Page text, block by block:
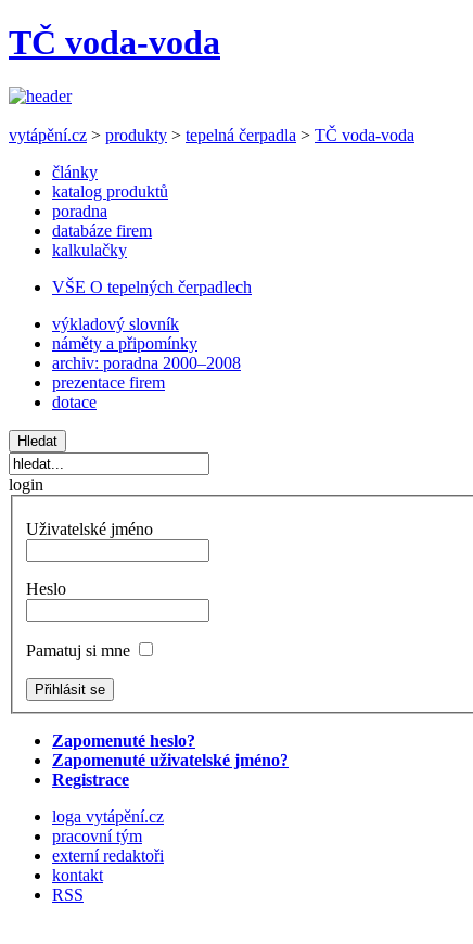
TČ voda-voda
vytápění.cz > produkty > tepelná čerpadla > TČ voda-voda
články
katalog produktů
poradna
databáze firem
kalkulačky
VŠE O tepelných čerpadlech
výkladový slovník
náměty a připomínky
archiv: poradna 2000–2008
prezentace firem
dotace
login
Uživatelské jméno
Heslo
Pamatuj si mne
Zapomenuté heslo?
Zapomenuté uživatelské jméno?
Registrace
loga vytápění.cz
pracovní tým
externí redaktoři
kontakt
RSS